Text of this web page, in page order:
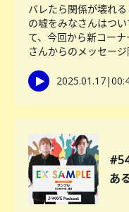
バレたら関係が壊れ
の嘘をみなさんはつ
て、今回から新コー
さんからのメッセー
2025.01.17|
あ